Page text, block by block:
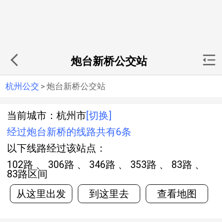
炮台新桥公交站
杭州公交 > 炮台新桥公交站
当前城市：杭州市 [切换]
经过炮台新桥的线路共有6条
以下线路经过该站点：
102路 、 306路 、 346路 、 353路 、 83路 、
83路区间
从这里出发
到这里去 查看地图